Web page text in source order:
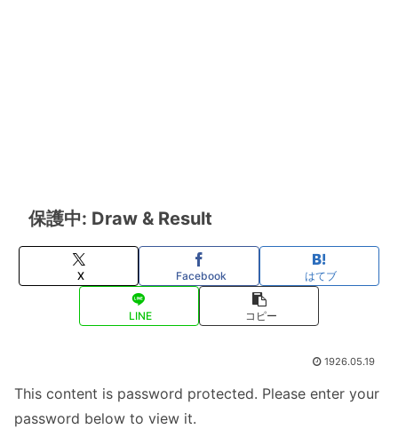
保護中: Draw & Result
X Facebook はてブ
LINE コピー
1926.05.19
This content is password protected. Please enter your
password below to view it.